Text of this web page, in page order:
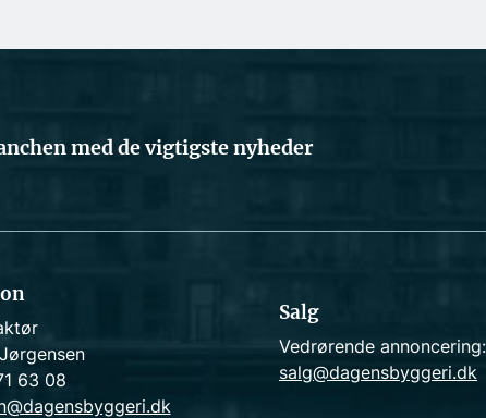
med de vigtigste nyheder
63 08
Salg
Vedrørende annoncering:
salg@dagensbyggeri.dk